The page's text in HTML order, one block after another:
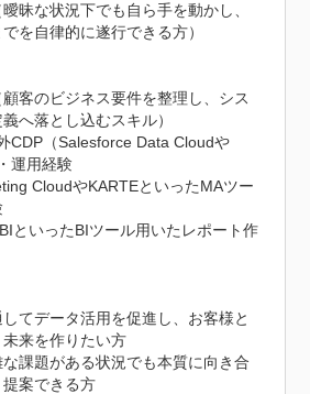
昧な状況下でも自ら手を動かし、
を自律的に遂行できる方）
顧客のビジネス要件を整理し、シス
へ落とし込むスキル）
CDP（Salesforce Data Cloudや
運用経験
CloudやKARTEといったMAツー
といったBIツール用いたレポート作
してデータ活用を促進し、お客様と
来を作りたい方
な課題がある状況でも本質に向き合
案できる方